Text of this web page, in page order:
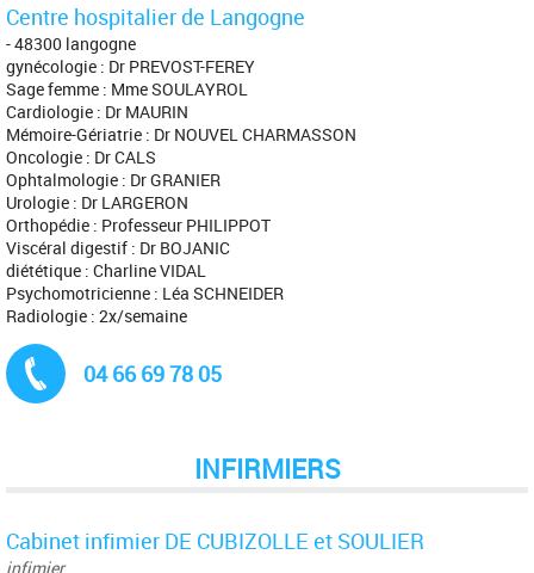
Centre hospitalier de Langogne
- 48300 langogne
gynécologie : Dr PREVOST-FEREY
Sage femme : Mme SOULAYROL
Cardiologie : Dr MAURIN
Mémoire-Gériatrie : Dr NOUVEL CHARMASSON
Oncologie : Dr CALS
Ophtalmologie : Dr GRANIER
Urologie : Dr LARGERON
Orthopédie : Professeur PHILIPPOT
Viscéral digestif : Dr BOJANIC
diététique : Charline VIDAL
Psychomotricienne : Léa SCHNEIDER
Radiologie : 2x/semaine
04 66 69 78 05
INFIRMIERS
Cabinet infimier DE CUBIZOLLE et SOULIER
infimier